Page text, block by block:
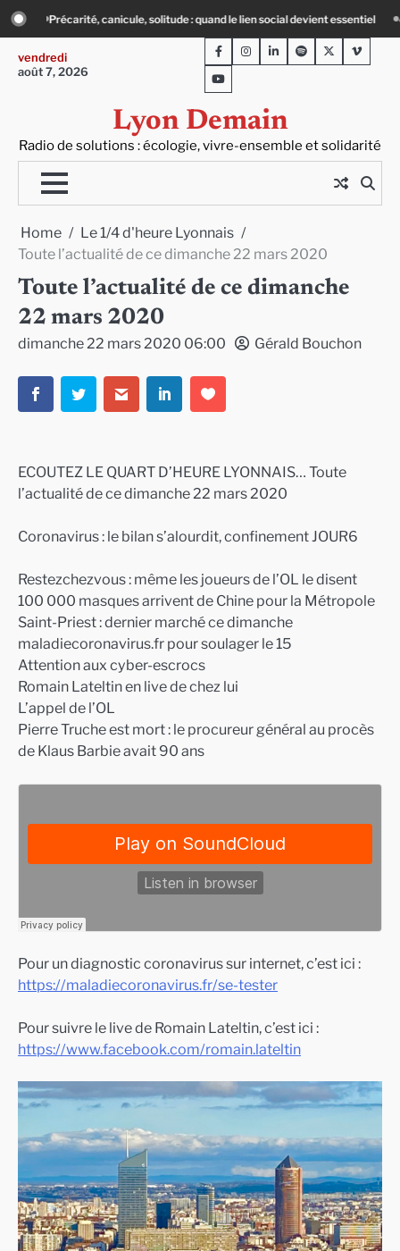
Skip
content
le lien social devient essentiel « Ça chauffe » : des acteurs du
vendredi
août 7, 2026
Lyon Demain
Radio de solutions : écologie, vivre-ensemble et solidarité
FacebookInstagram
LinkedInSpotifyTwitterViméo
Youtube
Home
Le 1/4 d'heure Lyonnais
Toute l’actualité de ce dimanche 22 mars 2020
Toute l’actualité de ce dimanche
22 mars 2020
dimanche 22 mars 2020 06:00 Gérald Bouchon
ECOUTEZ LE QUART D’HEURE LYONNAIS… Toute
l’actualité de ce dimanche 22 mars 2020
Coronavirus : le bilan s’alourdit, confinement JOUR6
Restezchezvous : même les joueurs de l’OL le disent
100 000 masques arrivent de Chine pour la Métropole
Saint-Priest : dernier marché ce dimanche
maladiecoronavirus.fr pour soulager le 15
Attention aux cyber-escrocs
Romain Lateltin en live de chez lui
L’appel de l’OL
Pierre Truche est mort : le procureur général au procès
de Klaus Barbie avait 90 ans
Pour un diagnostic coronavirus sur internet, c’est ici :
https://maladiecoronavirus.fr/se-tester
Pour suivre le live de Romain Lateltin, c’est ici :
https://www.facebook.com/romain.lateltin